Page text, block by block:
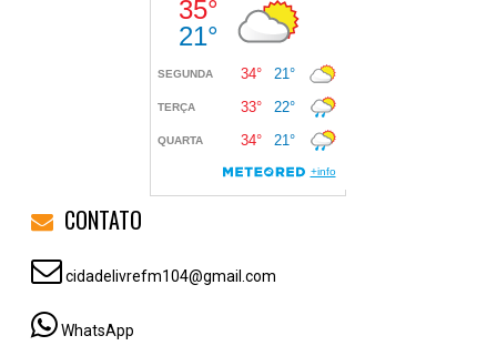
CONTATO
cidadelivrefm104@gmail.com
WhatsApp